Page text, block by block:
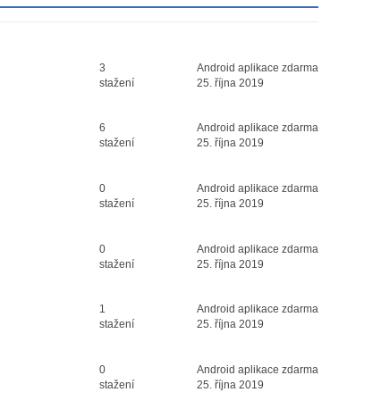
Průměr hodnocení
3
stažení
Android aplikace zdarma
25. října 2019
Průměr hodnocení
6
stažení
Android aplikace zdarma
25. října 2019
Průměr hodnocení
0
stažení
Android aplikace zdarma
25. října 2019
Průměr hodnocení
0
stažení
Android aplikace zdarma
25. října 2019
Průměr hodnocení
1
stažení
Android aplikace zdarma
25. října 2019
Průměr hodnocení
0
stažení
Android aplikace zdarma
25. října 2019